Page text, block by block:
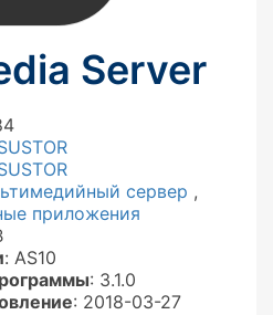
Server
сервер ,
приложения
: AS10
: 3.1.0
: 2018-03-27